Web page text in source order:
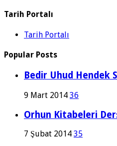
Tarih Portalı
Tarih Portalı
Popular Posts
Bedir Uhud Hendek
9 Mart 2014 36
Orhun Kitabeleri
7 Şubat 2014 35